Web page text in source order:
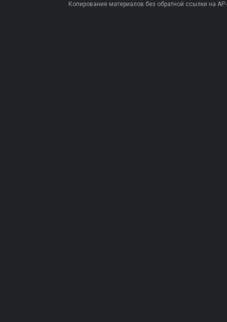
Копирование материалов без обратной ссылки на